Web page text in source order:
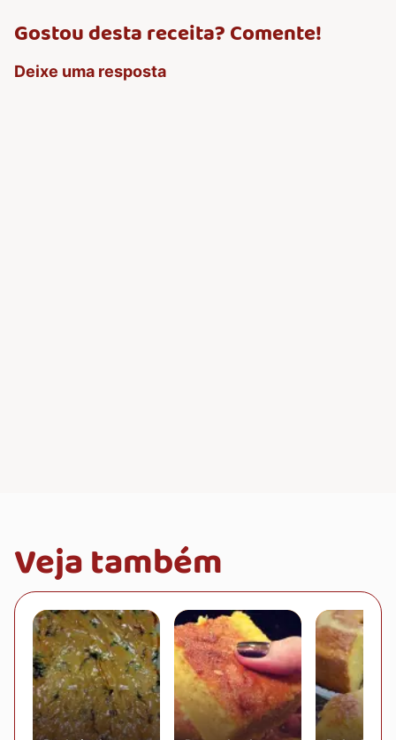
Gostou desta receita? Comente!
Deixe uma resposta
Veja também